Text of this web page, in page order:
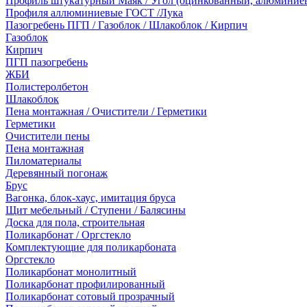
Профиля аллюминиевые ГОСТ /Лука
Пазогребень ПГП / Газоблок / Шлакоблок / Кирпич
Газоблок
Кирпич
ПГП пазогребень
ЖБИ
Полистеролбетон
Шлакоблок
Пена монтажная / Очистители / Герметики
Герметики
Очистители пены
Пена монтажная
Пиломатериалы
Деревянный погонаж
Брус
Вагонка, блок-хаус, имитация бруса
Щит мебельный / Ступени / Балясины
Доска для пола, строительная
Поликарбонат / Оргстекло
Комплектующие для поликарбоната
Оргстекло
Поликарбонат монолитный
Поликарбонат профилированный
Поликарбонат сотовый прозрачный